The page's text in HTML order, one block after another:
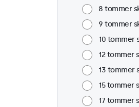
8 tommer
9 tommer
10 tommer
12 tommer
13 tommer
15 tommer
17 tommer